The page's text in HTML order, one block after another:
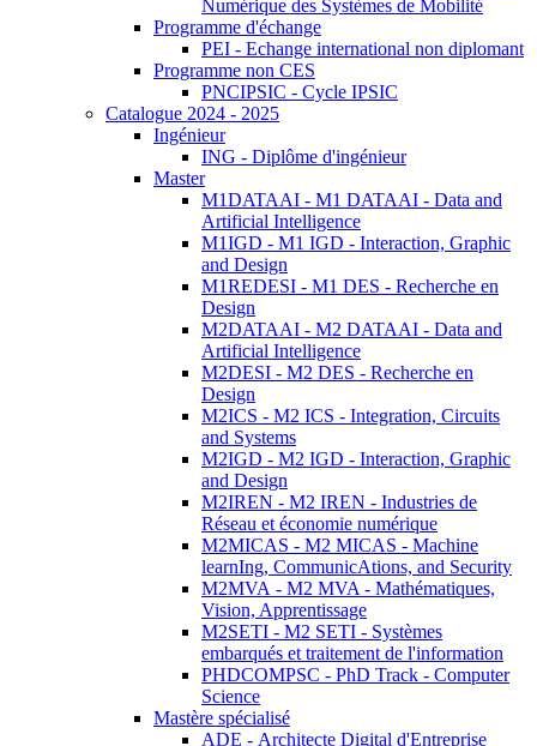
Numérique des Systèmes de Mobilité
Programme d'échange
PEI - Echange international non diplomant
Programme non CES
PNCIPSIC - Cycle IPSIC
Catalogue 2024 - 2025
Ingénieur
ING - Diplôme d'ingénieur
Master
M1DATAAI - M1 DATAAI - Data and
Artificial Intelligence
M1IGD - M1 IGD - Interaction, Graphic
and Design
M1REDESI - M1 DES - Recherche en
Design
M2DATAAI - M2 DATAAI - Data and
Artificial Intelligence
M2DESI - M2 DES - Recherche en
Design
M2ICS - M2 ICS - Integration, Circuits
and Systems
M2IGD - M2 IGD - Interaction, Graphic
and Design
M2IREN - M2 IREN - Industries de
Réseau et économie numérique
M2MICAS - M2 MICAS - Machine
learnIng, CommunicAtions, and Security
M2MVA - M2 MVA - Mathématiques,
Vision, Apprentissage
M2SETI - M2 SETI - Systèmes
embarqués et traitement de l'information
PHDCOMPSC - PhD Track - Computer
Science
Mastère spécialisé
ADE - Architecte Digital d'Entreprise